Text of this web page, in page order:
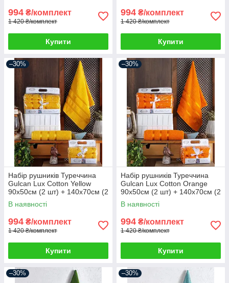
994 ₴/комплект
1 420 ₴/комплект
Купити
994 ₴/комплект
1 420 ₴/комплект
Купити
–30%
Набір рушників Туреччина
Gulcan Lux Cotton Yellow
90х50см (2 шт) + 140х70см (2
шт)
В наявності
994 ₴/комплект
1 420 ₴/комплект
Купити
–30%
Набір рушників Туреччина
Gulcan Lux Cotton Orange
90х50см (2 шт) + 140х70см (2
шт)
В наявності
994 ₴/комплект
1 420 ₴/комплект
Купити
–30% –30%